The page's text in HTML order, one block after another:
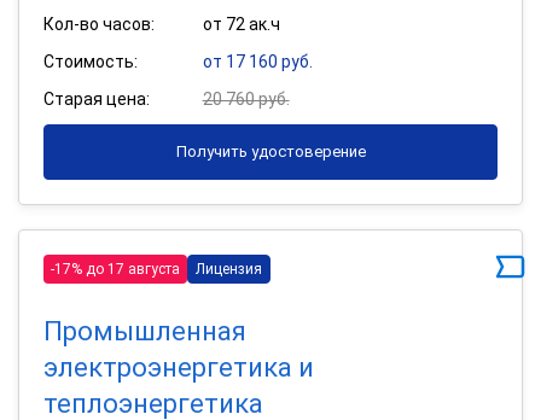
Кол-во часов:
от 72 ак.ч
Стоимость:
от 17 160 руб.
Старая цена:
20 760 руб.
Получить удостоверение
-17% до 17 августа Лицензия
Промышленная
электроэнергетика и
теплоэнергетика